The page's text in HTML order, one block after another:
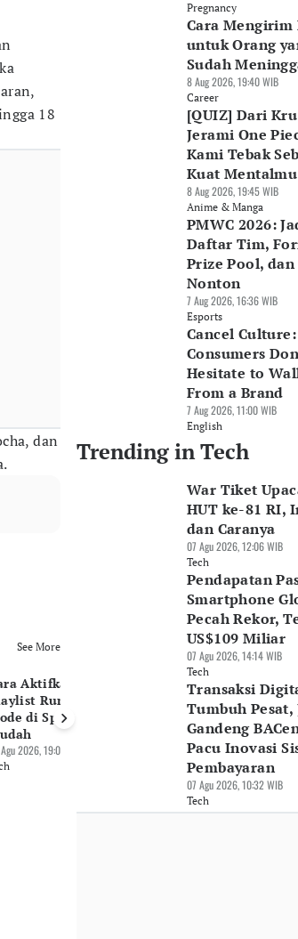
18
dan
See More
Aktifkan
Running
di Spotify yang
2026, 19:09 WIB
TrendAI Bangun
Data Center Lokal,
Bidik Peluang Pasar
Enterprise
05 Agu 2026, 10:48 WIB 03
Pregnancy
Cara Mengirim
untuk Orang
Sudah
8 Aug 2026, 19:40 WIB
Career
[QUIZ] Dari
Jerami One
Kami Tebak
Kuat Mentalmu
8 Aug 2026, 19:45 WIB
Anime & Manga
PMWC 2026:
Daftar Tim,
Prize Pool, dan
Nonton
7 Aug 2026, 16:36 WIB
Esports
Cancel
Consumers
Hesitate to
From a Brand
7 Aug 2026, 11:00 WIB
English
Trending in Tech
War Tiket
HUT ke-81 RI,
dan Caranya
07 Agu 2026, 12:06 WIB
Tech
Pendapatan
Smartphone
Pecah Rekor,
US$109 Miliar
07 Agu 2026, 14:14 WIB
Tech
Transaksi
Tumbuh Pesat,
Gandeng
Pacu Inovasi
Pembayaran
07 Agu 2026, 10:32 WIB
Tech